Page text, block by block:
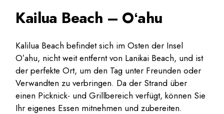
Kailua Beach – Oʻahu
Kalilua Beach befindet sich im Osten der Insel
Oʻahu, nicht weit entfernt von Lanikai Beach, und ist
der perfekte Ort, um den Tag unter Freunden oder
Verwandten zu verbringen. Da der Strand über
einen Picknick- und Grillbereich verfügt, können Sie
Ihr eigenes Essen mitnehmen und zubereiten.